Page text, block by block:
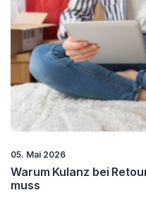
05. Mai 2026
Warum Kulanz bei
muss